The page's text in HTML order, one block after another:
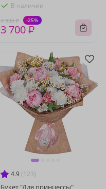
В наличии
4 930 ₽ -25%
3 700 ₽
4.9 (123)
Букет "Для принцессы"